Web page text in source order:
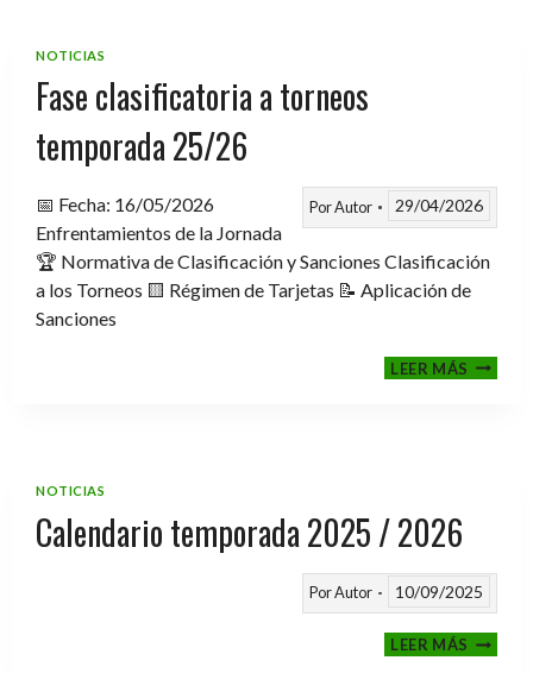
NOTICIAS
Fase clasificatoria a torneos
temporada 25/26
PorAutor 29/04/2026
📅 Fecha: 16/05/2026
Enfrentamientos de la Jornada
🏆 Normativa de Clasificación y Sanciones Clasificación
a los Torneos 🟨 Régimen de Tarjetas 📝 Aplicación de
Sanciones
LEER MÁSFASE
NOTICIAS
Calendario temporada 2025 / 2026
PorAutor 10/09/2025
LEER MÁS